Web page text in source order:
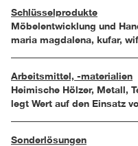
Schlüsselprodukte
Möbelentwicklung und
maria magdalena, kufar,
Arbeitsmittel, -materialien
Heimische Hölzer, Metall,
legt Wert auf den Einsatz
Sonderlösungen